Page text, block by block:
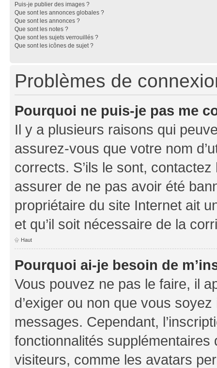
Puis-je publier des images ?
Que sont les annonces globales ?
Que sont les annonces ?
Que sont les notes ?
Que sont les sujets verrouillés ?
Que sont les icônes de sujet ?
Problèmes de
Pourquoi ne puis-je pas me
Il y a plusieurs raisons qui
assurez-vous que votre nom
corrects. S’ils le sont,
assurer de ne pas avoir été
propriétaire du site Internet ait
et qu’il soit nécessaire de la
Haut
Pourquoi ai-je besoin de
Vous pouvez ne pas le faire, il
d’exiger ou non que vous
messages. Cependant,
fonctionnalités
visiteurs, comme les avatars